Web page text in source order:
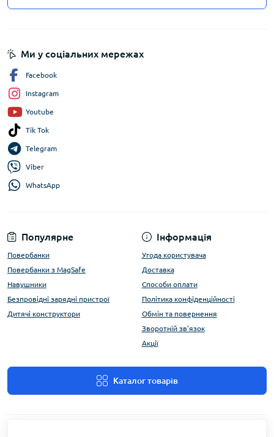
Популярне
Повербанки
Повербанки з MagSafe
Навушники
Безпровідні зарядні пристрої
Дитячі конструктори
Інформація
Угода користувача
Доставка
Способи оплати
Політика конфіденційності
Обмін та повернення
Зворотній зв'язок
Акції
Каталог товарів
Ми у соціальних мережах
Facebook
Instagram
Youtube
Tik Tok
Telegram
Viber
WhatsApp